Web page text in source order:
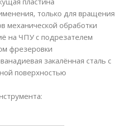
только для вращения
механической обработки
на ЧПУ с подрезателем
фрезеровки
закалённая сталь с
поверхностью